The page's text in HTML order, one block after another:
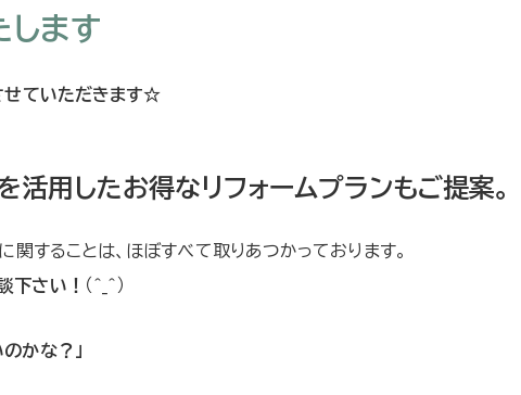
します
せていただきます☆
活用したお得なリフォームプランもご提案。
関することは、ほぼすべて取りあつかっております。
下さい！ （＾_＾）
かな？」